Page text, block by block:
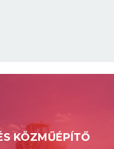
KÖZMŰÉPÍTŐ